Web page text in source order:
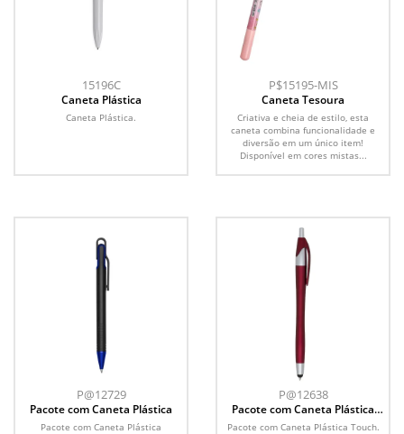
15196C
Caneta Plástica
Caneta Plástica.
P$15195-MIS
Caneta Tesoura
Criativa e cheia de estilo, esta
caneta combina funcionalidade e
diversão em um único item!
Disponível em cores mistas...
P@12729
Pacote com Caneta Plástica
Pacote com Caneta Plástica
P@12638
Pacote com Caneta Plástica
Touch
Pacote com Caneta Plástica Touch.